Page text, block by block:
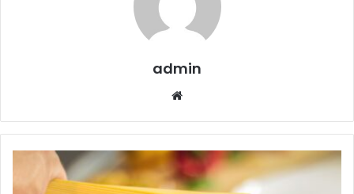
admin